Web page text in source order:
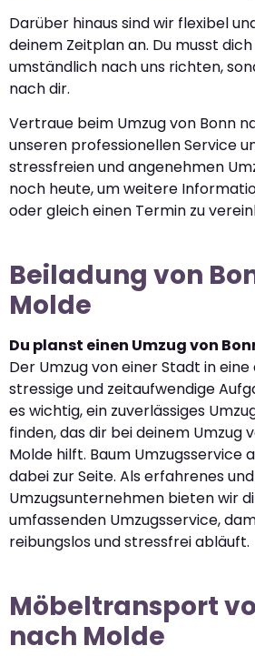
Darüber hinaus sind wir flexibel
deinem Zeitplan an. Du musst
umständlich nach uns richten,
nach dir.
Vertraue beim Umzug von Bonn
unseren professionellen Service
stressfreien und angenehmen
noch heute, um weitere
oder gleich einen Termin zu
Beiladung von
Molde
Du planst einen Umzug von
Der Umzug von einer Stadt in
stressige und zeitaufwendige
es wichtig, ein zuverlässiges
finden, das dir bei deinem Umzug
Molde hilft. Baum Umzugsservice
dabei zur Seite. Als erfahrenes
Umzugsunternehmen bieten wir
umfassenden Umzugsservice,
reibungslos und stressfrei abläuft.
Möbeltransport
nach Molde